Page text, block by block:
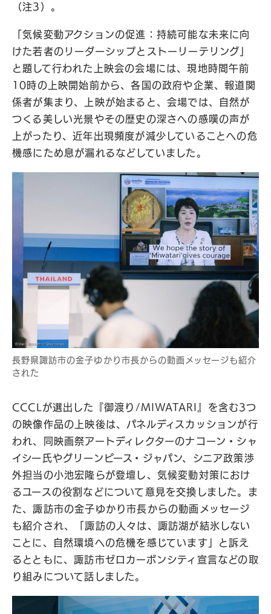
（注3）。
「気候変動アクションの促進：持続可能な未来に向
けた若者のリーダーシップとストーリーテリング」
と題して行われた上映会の会場には、現地時間午前
10時の上映開始前から、各国の政府や企業、報道関
係者が集まり、上映が始まると、会場では、自然が
つくる美しい光景やその歴史の深さへの感嘆の声が
上がったり、近年出現頻度が減少していることへの危
機感にため息が漏れるなどしていました。
長野県諏訪市の金子ゆかり市長からの動画メッセージも紹介
された
CCCLが選出した『御渡り/MIWATARI』を含む3つ
の映像作品の上映後は、パネルディスカッションが行
われ、同映画祭アートディレクターのナコーン・シャ
イシー氏やグリーンピース・ジャパン、シニア政策渉
外担当の小池宏隆らが登壇し、気候変動対策におけ
るユースの役割などについて意見を交換しました。ま
た、諏訪市の金子ゆかり市長からの動画メッセージ
も紹介され、「諏訪の人々は、諏訪湖が結氷しない
ことに、自然環境への危機を感じています」と訴え
るとともに、諏訪市ゼロカーボンシティ宣言などの取
り組みについて話しました。